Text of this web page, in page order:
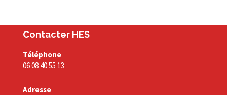
Contacter HES
Téléphone
06 08 40 55 13
Adresse